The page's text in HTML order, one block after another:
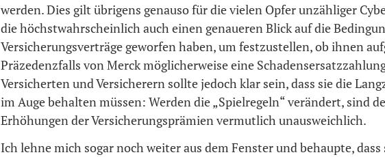
werden. Dies gilt übrigens genauso für die vielen Opfer unzähliger
die höchstwahrscheinlich auch einen genaueren Blick auf die
Versicherungsverträge geworfen haben, um festzustellen, ob ihnen
Präzedenzfalls von Merck möglicherweise eine
Versicherten und Versicherern sollte jedoch klar sein, dass sie die
im Auge behalten müssen: Werden die „Spielregeln“ verändert, sind
Erhöhungen der Versicherungsprämien vermutlich unausweichlich.
Ich lehne mich sogar noch weiter aus dem Fenster und behaupte, dass